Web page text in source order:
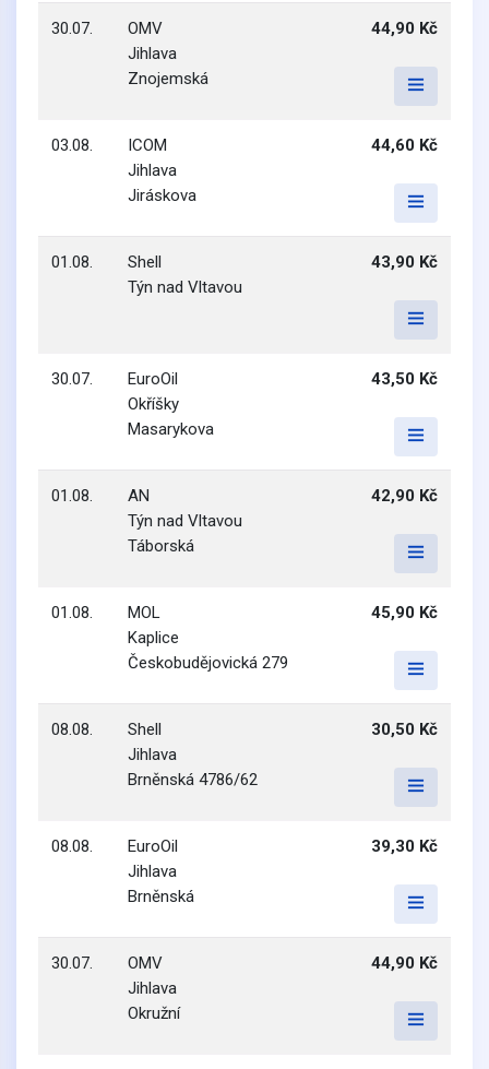
30.07.
OMV
Jihlava
Znojemská
44,90 Kč
03.08.
ICOM
Jihlava
Jiráskova
44,60 Kč
01.08.
Shell
Týn nad Vltavou
43,90 Kč
30.07.
EuroOil
Okříšky
Masarykova
43,50 Kč
01.08.
AN
Týn nad Vltavou
Táborská
42,90 Kč
01.08.
MOL
Kaplice
Českobudějovická 279
45,90 Kč
08.08.
Shell
Jihlava
Brněnská 4786/62
30,50 Kč
08.08.
EuroOil
Jihlava
Brněnská
39,30 Kč
30.07.
OMV
Jihlava
Okružní
44,90 Kč